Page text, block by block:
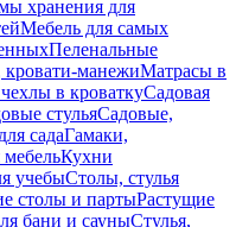
хранения для
Мебель для самых
Пеленальные
манежиМатрасы в
в кроваткуСадовая
стульяСадовые,
садаГамаки,
Кухни
учебыСтолы, стулья
столы и партыРастущие
бани и сауныСтулья,